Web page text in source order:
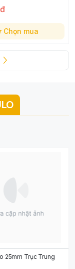
Chọn mua
25mm Trục Trung